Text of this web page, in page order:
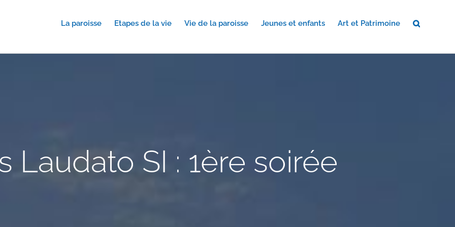
La paroisse Etapes de la vie Vie de la paroisse Jeunes et enfants Art et Patrimoine
Laudato SI : 1ère soirée